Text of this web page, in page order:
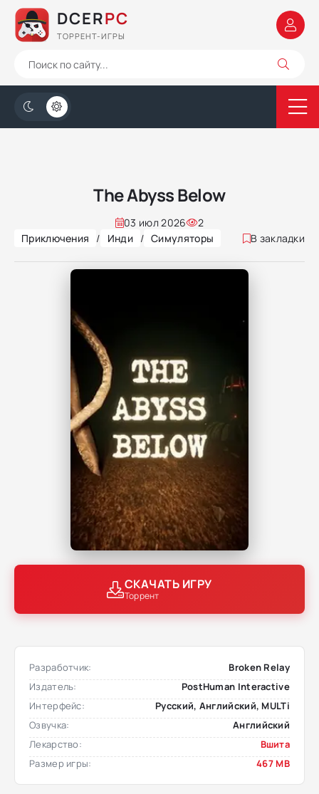
DCERPC
ТОРРЕНТ-ИГРЫ
The Abyss Below
03 июл 2026
2
Приключения
/ Инди / Симуляторы В закладки
СКАЧАТЬ ИГРУ
Торрент
Разработчик:
Broken Relay
Издатель:
PostHuman Interactive
Интерфейс:
Русский, Английский, MULTi
Озвучка:
Английский
Лекарство:
Вшита
Размер игры:
467 MB